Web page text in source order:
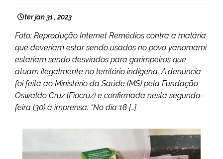
ter jan 31 , 2023
Foto: Reprodução Internet Remédios contra a malária
que deveriam estar sendo usados no povo yanomami
estariam sendo desviados para garimpeiros que
atuam ilegalmente no território indígena. A denúncia
foi feita ao Ministério da Saúde (MS) pela Fundação
Oswaldo Cruz (Fiocruz) e confirmada nesta segunda-
feira (30) à imprensa. “No dia 18 […]